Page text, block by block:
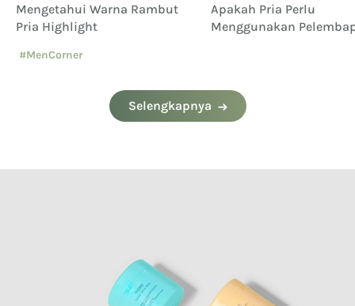
Mengetahui Warna Rambut
Pria Highlight
#MenCorner
Apakah Pria Perlu
Menggunakan
Selengkapnya